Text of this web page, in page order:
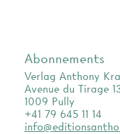
Abonnements
Verlag Anthony
Avenue du Tirage
1009 Pully
+41 79 645 11 14